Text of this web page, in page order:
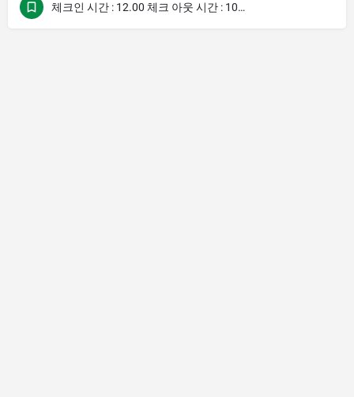
체크인 시간 : 12.00 체크 아웃 시간 : 10.30